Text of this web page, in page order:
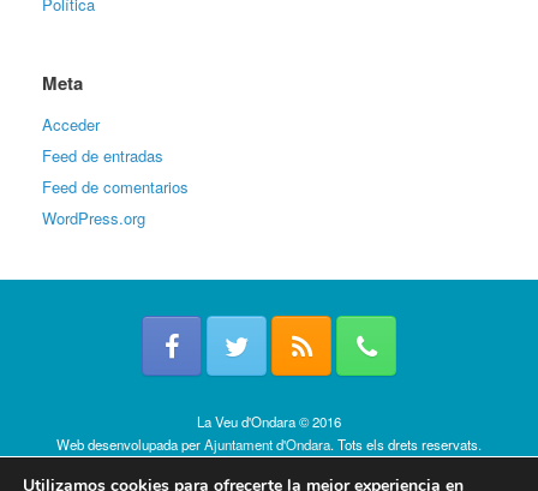
Meta
Acceder
Feed de entradas
Feed de comentarios
WordPress.org
La Veu d'Ondara © 2016
Web desenvolupada perAjuntament d'Ondara. Tots els drets reservats.
Utilizamos cookies para ofrecerte la mejor experiencia en